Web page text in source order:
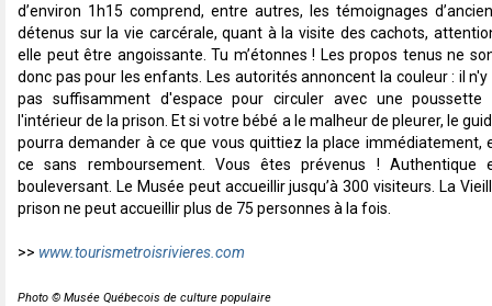
d’environ 1h15 comprend, entre autres, les témoignages
détenus sur la vie carcérale, quant à la visite des cachots,
elle peut être angoissante. Tu m’étonnes ! Les propos tenus ne
donc pas pour les enfants. Les autorités annoncent la couleur : il n'y
pas suffisamment d'espace pour circuler avec une poussette
l'intérieur de la prison. Et si votre bébé a le malheur de pleurer, le
pourra demander à ce que vous quittiez la place immédiatement,
ce sans remboursement. Vous êtes prévenus ! Authentique
bouleversant. Le Musée peut accueillir jusqu’à 300 visiteurs. La
prison ne peut accueillir plus de 75 personnes à la fois.
>> www.tourismetroisrivieres.com
Photo © Musée Québecois de culture populaire